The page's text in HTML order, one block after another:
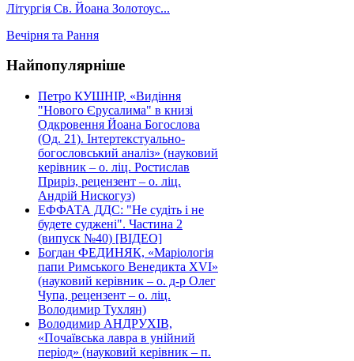
Літургія Св. Йоана Золотоус...
Вечірня та Рання
Найпопулярніше
Петро КУШНІР, «Видіння
"Нового Єрусалима" в книзі
Одкровення Йоана Богослова
(Од. 21). Інтертекстуально-
богословський аналіз» (науковий
керівник – о. ліц. Ростислав
Приріз, рецензент – о. ліц.
Андрій Нискогуз)
ЕФФАТА ДДС: "Не судіть і не
будете суджені". Частина 2
(випуск №40) [ВІДЕО]
Богдан ФЕДИНЯК, «Маріологія
папи Римського Венедикта XVI»
(науковий керівник – о. д-р Олег
Чупа, рецензент – о. ліц.
Володимир Тухлян)
Володимир АНДРУХІВ,
«Почаївська лавра в унійний
період» (науковий керівник – п.